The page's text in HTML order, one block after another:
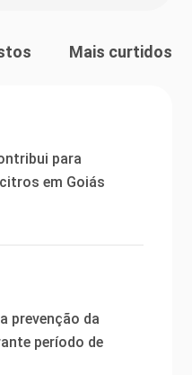
Mais curtidos
para
em Goiás
prevenção da
período de